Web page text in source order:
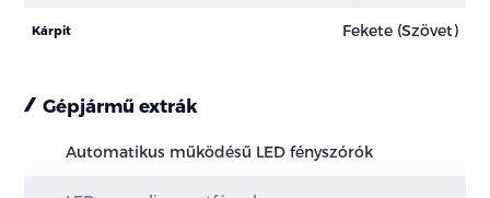
Kárpit Fekete (Szövet)
Gépjármű extrák
Automatikus működésű LED fényszórók